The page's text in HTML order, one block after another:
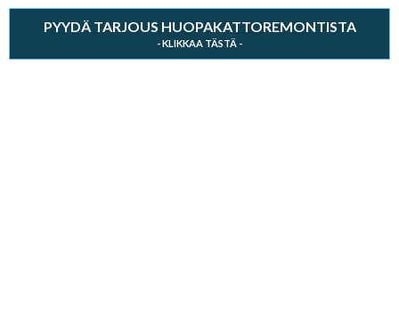
PYYDÄ TARJOUS HUOPAKATTOREMONTISTA